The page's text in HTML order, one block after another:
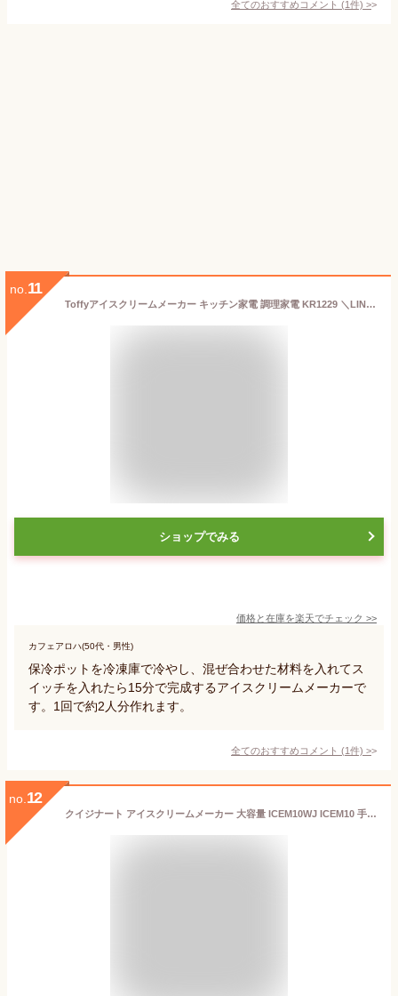
全てのおすすめコメント (1件) >
no. 11
Toffyアイスクリームメーカー キッチン家電 調理家電 KR1229 ＼LINE友だち登録でクーポン／
ショップでみる
価格と在庫を楽天でチェック >>
カフェアロハ(50代・男性)
保冷ポットを冷凍庫で冷やし、混ぜ合わせた材料を入れてス
イッチを入れたら15分で完成するアイスクリームメーカーで
す。1回で約2人分作れます。
全てのおすすめコメント (1件) >
no. 12
クイジナート アイスクリームメーカー 大容量 ICEM10WJ ICEM10 手作り アイス アイスメーカー レシピ 自家製 バニラ リッチミルク ジェラート 手作り アイスクリーム器 家庭用 350ml 豆乳 節約 簡単 プレゼント 正規品 cuisinart ICE-M10WJ 父の日 送料無料